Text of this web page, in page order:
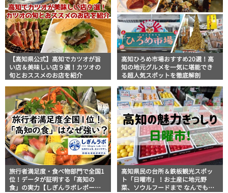
【高知県公式】高知でカツオが旨
い店＆美味しい店９選！カツオの
旬とおススメのお店を紹介
高知ひろめ市場おすすめ20選！高
知の地元グルメを一気に堪能でき
る超人気スポットを徹底解剖
旅行者満足度・食べ物部門で全国1
位！データが証明する「高知の
食」の実力【しぎんラボレポー
高知県民の台所＆鉄板観光スポッ
ト「日曜市」！お土産に地元野
菜、ソウルフードまで なんでもそ